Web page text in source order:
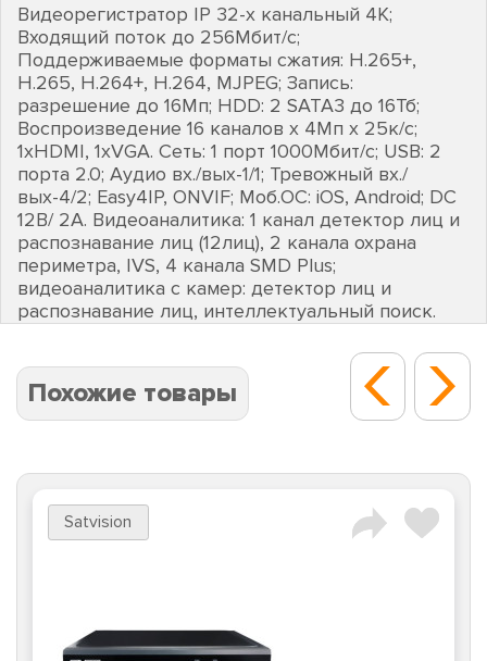
Видеорегистратор IP 32-х канальный 4K;
Входящий поток до 256Мбит/с;
Поддерживаемые форматы сжатия: H.265+,
H.265, H.264+, H.264, MJPEG; Запись:
разрешение до 16Мп; HDD: 2 SATA3 до 16Тб;
Воспроизведение 16 каналов х 4Мп х 25к/с;
1хHDMI, 1хVGA. Сеть: 1 порт 1000Мбит/с; USB: 2
порта 2.0; Аудио вх./вых-1/1; Тревожный вх./
вых-4/2; Easy4IP, ONVIF; Моб.ОС: iOS, Android; DC
12В/ 2А. Видеоаналитика: 1 канал детектор лиц и
распознавание лиц (12лиц), 2 канала охрана
периметра, IVS, 4 канала SMD Plus;
видеоаналитика с камер: детектор лиц и
распознавание лиц, интеллектуальный поиск.
Похожие товары
Satvision